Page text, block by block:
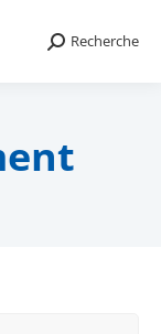
Search:
Recherche